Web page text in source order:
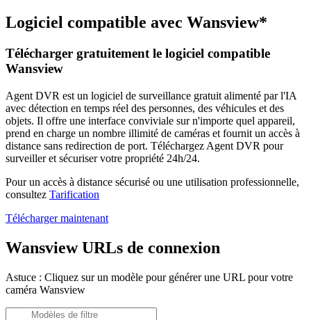
Logiciel compatible avec Wansview*
Télécharger gratuitement le logiciel compatible
Wansview
Agent DVR est un logiciel de surveillance gratuit alimenté par l'IA
avec détection en temps réel des personnes, des véhicules et des
objets. Il offre une interface conviviale sur n'importe quel appareil,
prend en charge un nombre illimité de caméras et fournit un accès à
distance sans redirection de port. Téléchargez Agent DVR pour
surveiller et sécuriser votre propriété 24h/24.
Pour un accès à distance sécurisé ou une utilisation professionnelle,
consultez Tarification
Télécharger maintenant
Wansview URLs de connexion
Astuce : Cliquez sur un modèle pour générer une URL pour votre
caméra Wansview